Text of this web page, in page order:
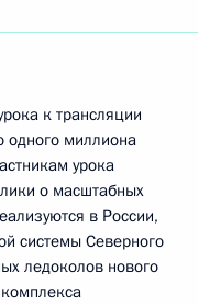
к трансляции
одного миллиона
урока
о масштабных
в России,
системы Северного
ледоколов нового